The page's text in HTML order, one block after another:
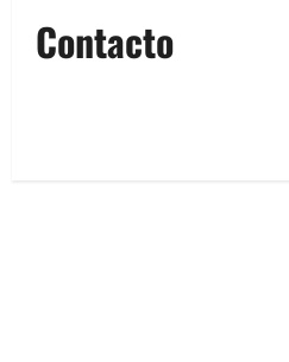
Contacto